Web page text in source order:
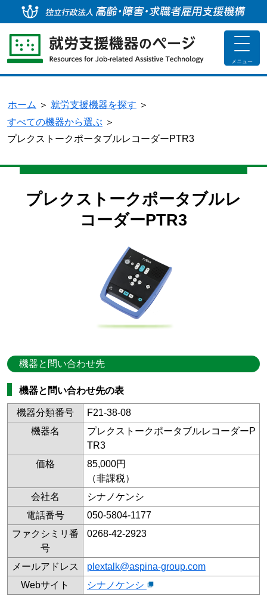
toggle
メニュー
ホーム ＞ 就労支援機器を探す ＞
すべての機器から選ぶ ＞
プレクストークポータブルレコーダーPTR3
プレクストークポータブルレ
コーダーPTR3
機器と問い合わせ先
機器と問い合わせ先の表
機器分類番号
F21-38-08
機器名
プレクストークポータブルレコーダーP
TR3
価格
85,000円
（非課税）
会社名
シナノケンシ
電話番号
050-5804-1177
ファクシミリ番
号
0268-42-2923
メールアドレス
plextalk@aspina-group.com
Webサイト
シナノケンシ